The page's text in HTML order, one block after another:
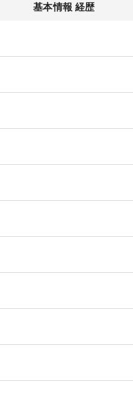
基本情報 経歴